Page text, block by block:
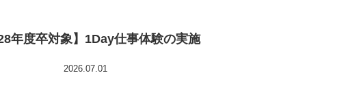
年度卒対象】1Day仕事体験の実施
2026.07.01